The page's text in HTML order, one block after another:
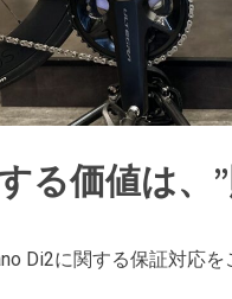
る価値は、
Di2に関する保証対応を